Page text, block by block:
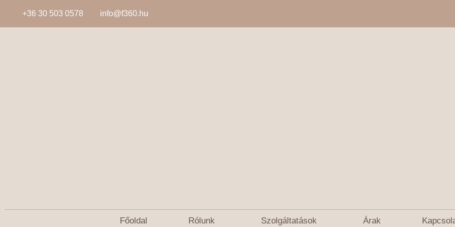
+36 30 503 0578 info@f360.hu
Főoldal Rólunk Szolgáltatások Árak